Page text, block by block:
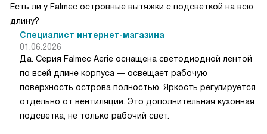
Есть ли у Falmec островные вытяжки с подсветкой на всю
длину?
Специалист интернет-магазина
01.06.2026
Да. Серия Falmec Aerie оснащена светодиодной лентой
по всей длине корпуса — освещает рабочую
поверхность острова полностью. Яркость регулируется
отдельно от вентиляции. Это дополнительная кухонная
подсветка, не только рабочий свет.